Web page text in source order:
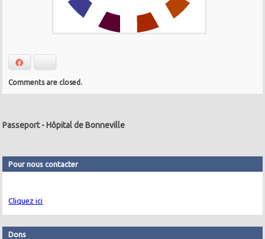
Comments are closed.
Passeport- Hôpital de Bonneville
Pour nous contacter
Cliquez ici
Dons